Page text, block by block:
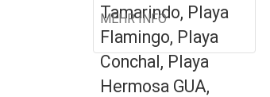
Tamarindo, Playa
Flamingo, Playa
Conchal, Playa
Hermosa GUA,
MEHR INFO